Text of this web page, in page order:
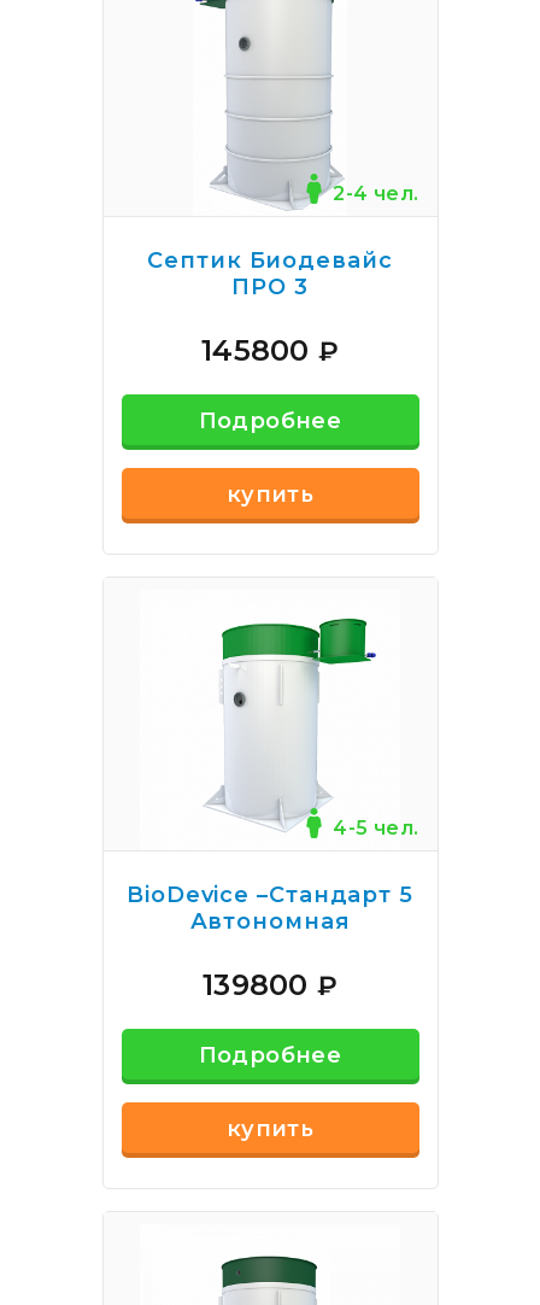
2-4 чел.
Септик Биодевайс
ПРО 3
145800 ₽
Подробнее
купить
4-5 чел.
BioDevice –Стандарт 5
Автономная
139800 ₽
Подробнее
купить